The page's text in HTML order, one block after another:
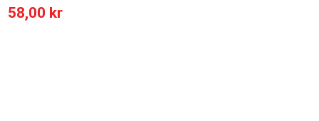
58,00 kr